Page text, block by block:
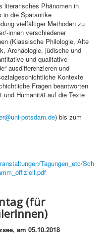
literarisches Phänomen in
in die Spätantike
vielfältiger Methoden zu
innen verschiedener
(Klassische Philologie, Alte
Archäologie, jüdische und
und qualitative
ausdifferenzieren und
Kontexte
Fragen beantworten
Humanität auf die Texte
potsdam.de) bis zum
Tagungen_etc/Sch
(für
am 05.10.2018